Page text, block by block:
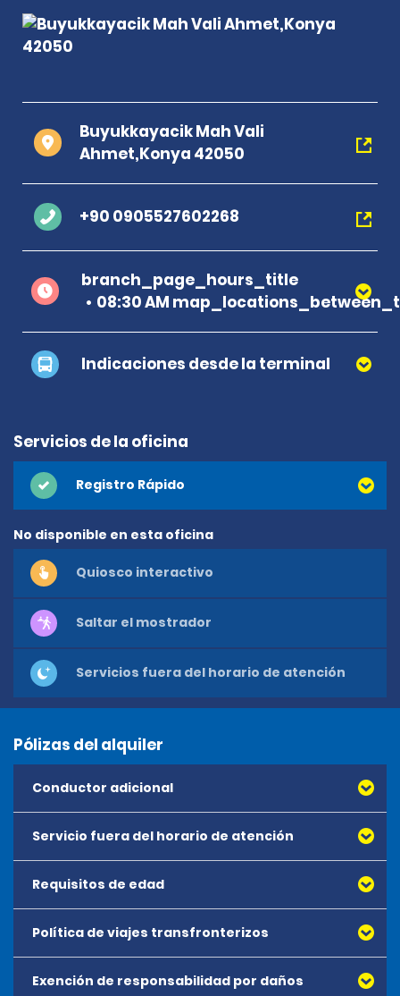
Buyukkayacik Mah Vali
Ahmet,Konya 42050
+90 0905527602268
branch_page_hours_title
08:30 AM
Indicaciones desde la terminal
Servicios de la oficina
Registro Rápido
No disponible en esta oficina
Quiosco interactivo
Saltar el mostrador
Servicios fuera del horario de atención
Pólizas del alquiler
Conductor adicional
Servicio fuera del horario de atención
Requisitos de edad
Política de viajes transfronterizos
Exención de responsabilidad por daños